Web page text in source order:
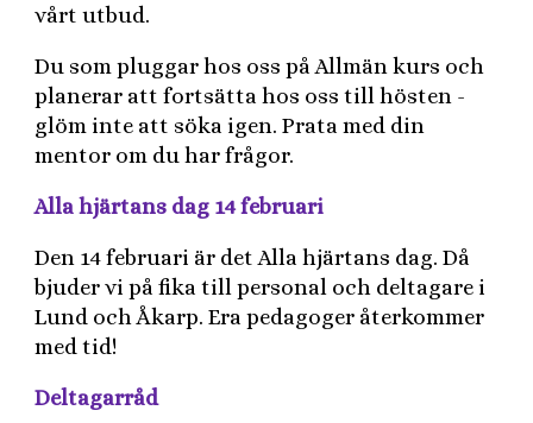
vårt utbud.
Du som pluggar hos oss på Allmän kurs och
planerar att fortsätta hos oss till hösten -
glöm inte att söka igen. Prata med din
mentor om du har frågor.
Alla hjärtans dag 14 februari
Den 14 februari är det Alla hjärtans dag. Då
bjuder vi på fika till personal och deltagare i
Lund och Åkarp. Era pedagoger återkommer
med tid!
Deltagarråd